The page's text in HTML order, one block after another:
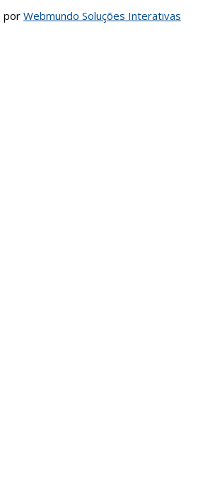
por Webmundo Soluções Interativas